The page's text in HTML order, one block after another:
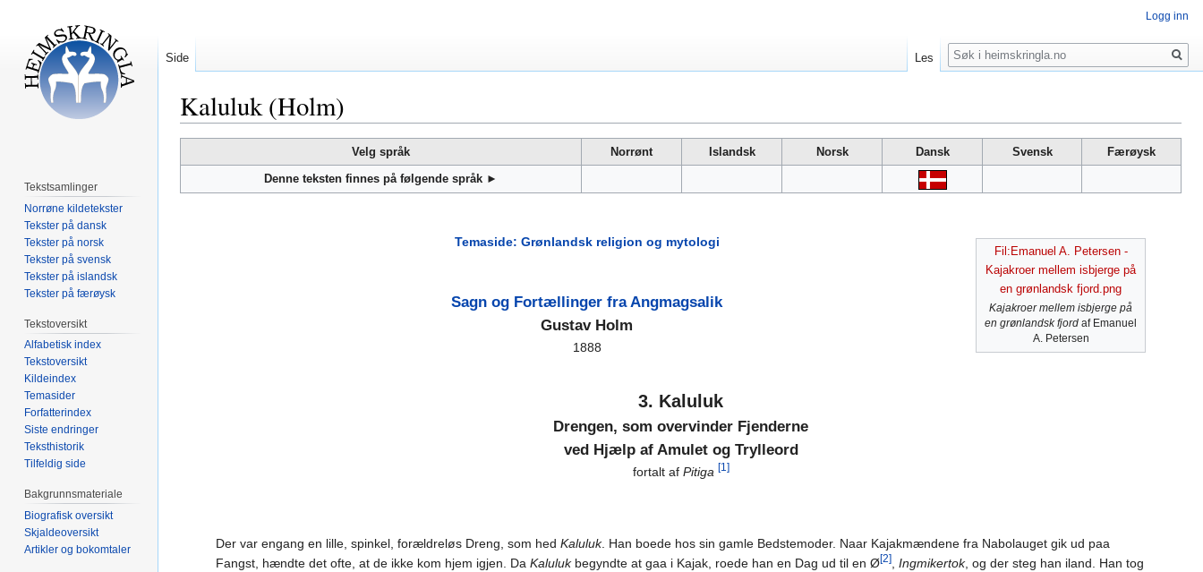
Kaluluk (Holm)
til
til
Velg språk Norrønt Islandsk Norsk Dansk Svensk
Færøysk
Denne teksten finnes på følgende språk ►
Fil:Emanuel A. Petersen -
Kajakroer mellem isbjerge på
en grønlandsk fjord.png
Kajakroer mellem isbjerge på
en grønlandsk fjord af Emanuel
A. Petersen
Temaside: Grønlandsk religion og mytologi
Sagn og Fortællinger fra Angmagsalik
Gustav Holm
1888
3. Kaluluk
Drengen, som overvinder Fjenderne
ved Hjælp af Amulet og Trylleord
fortalt af Pitiga [1]
Der var engang en lille, spinkel, forældreløs Dreng, som hed Kaluluk. Han boede hos sin gamle Bedstemoder. Naar Kajakmændene fra Nabolauget gik ud paa
Fangst, hændte det ofte, at de ikke kom hjem igjen. Da Kalulukbegyndte at gaa i Kajak, roede han en Dag ud til en Ø[2], Ingmikertok, og der steg han iland. Han tog
Logg inn
Side Les
Søk
Tekstsamlinger
Norrøne kildetekster
Tekster på dansk
Tekster på norsk
Tekster på svensk
Tekster på islandsk
Tekster på færøysk
Tekstoversikt
Alfabetisk index
Tekstoversikt
Kildeindex
Temasider
Forfatterindex
Siste endringer
Teksthistorik
Tilfeldig side
Bakgrunnsmateriale
Biografisk oversikt
Skjaldeoversikt
Artikler og bokomtaler